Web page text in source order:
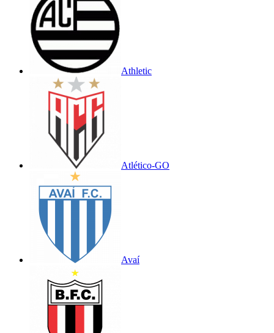
Athletic
Atlético-GO
Avaí